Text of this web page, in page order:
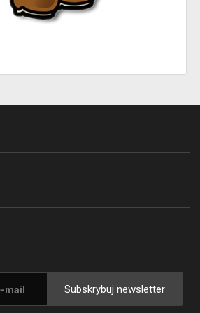
Subskrybuj newsletter